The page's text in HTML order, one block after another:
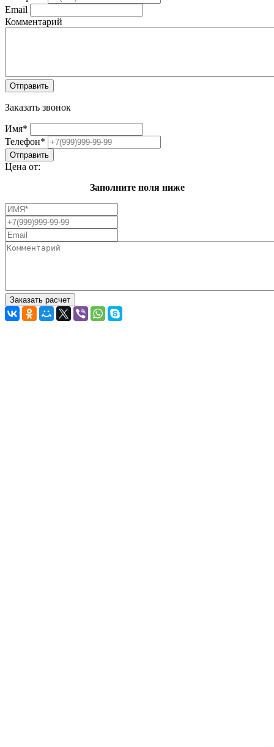
Email
Комментарий
Заказать звонок
Имя*
Телефон*
Цена от:
Заполните поля ниже